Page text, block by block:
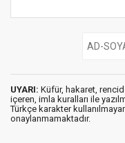
UYARI: Küfür, hakaret,
içeren, imla kuralları ile
Türkçe karakter
onaylanmamaktadır.